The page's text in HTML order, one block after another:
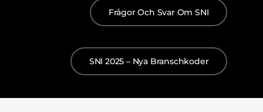
Frågor Och Svar Om SNI
SNI 2025 – Nya Branschkoder